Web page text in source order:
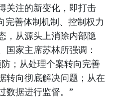
关注的新变化，即打击
完善体制机制、控制权力
，从源头上消除内部隐
国家主席苏林所强调：
；从处理个案转向完善
转向彻底解决问题；从在
数据进行监督。”